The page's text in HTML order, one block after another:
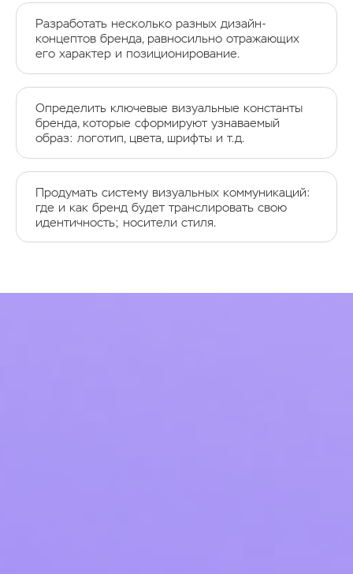
Разработать несколько разных дизайн-
концептов бренда, равносильно отражающих
его характер и позиционирование.
Определить ключевые визуальные константы
бренда, которые сформируют узнаваемый
образ: логотип, цвета, шрифты и т.д.
Продумать систему визуальных коммуникаций:
где и как бренд будет транслировать свою
идентичность; носители стиля.